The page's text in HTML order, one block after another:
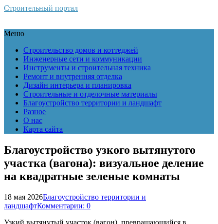
Строительный портал
Меню
Строительство домов и коттеджей
Инженерные сети и коммуникации
Инструменты и строительная техника
Ремонт и внутренняя отделка
Дизайн интерьера и планировка
Строительные и отделочные материалы
Благоустройство территории и ландшафт
Разное
О нас
Карта сайта
Благоустройство узкого вытянутого
участка (вагона): визуальное деление
на квадратные зеленые комнаты
18 мая 2026Благоустройство территории и
ландшафтКомментарии: 0
Узкий вытянутый участок (вагон), превращающийся в